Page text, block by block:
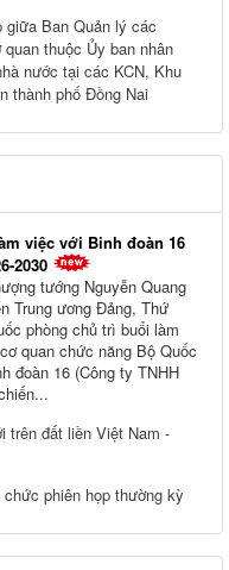
giữa Ban Quản lý các
thuộc Ủy ban nhân
nước tại các KCN, Khu
thành phố Đồng Nai
việc với Binh đoàn 16
2030
tướng Nguyễn Quang
Trung ương Đảng, Thứ
phòng chủ trì buổi làm
quan chức năng Bộ Quốc
đoàn 16 (Công ty TNHH
trên đất liền Việt Nam -
phiên họp thường kỳ